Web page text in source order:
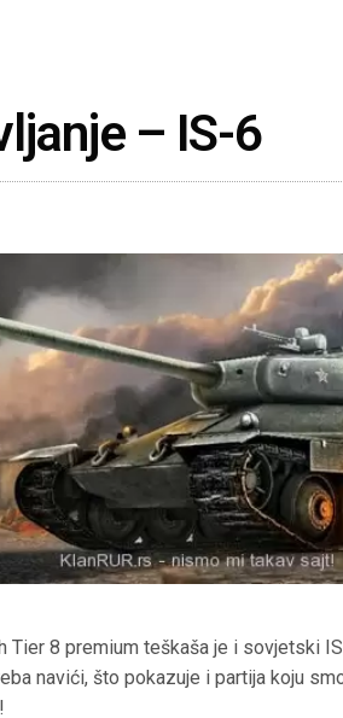
– IS-6
Tier 8 premium teškaša je i sovjetski
navići, što pokazuje i partija koju